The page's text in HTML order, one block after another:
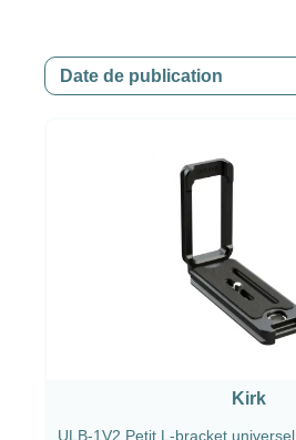
Kirk
ULB-1V2 Petit L-bracket universel